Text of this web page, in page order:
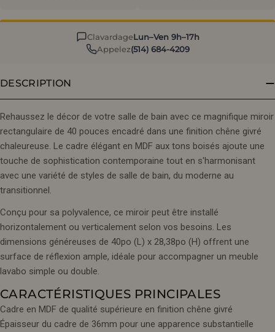
ClavardageLun–Ven 9h–17h
Appelez(514) 684-4209
DESCRIPTION
Rehaussez le décor de votre salle de bain avec ce magnifique miroir
rectangulaire de 40 pouces encadré dans une finition chêne givré
chaleureuse. Le cadre élégant en MDF aux tons boisés ajoute une
touche de sophistication contemporaine tout en s'harmonisant
avec une variété de styles de salle de bain, du moderne au
transitionnel.
Conçu pour sa polyvalence, ce miroir peut être installé
horizontalement ou verticalement selon vos besoins. Les
dimensions généreuses de 40po (L) x 28,38po (H) offrent une
surface de réflexion ample, idéale pour accompagner un meuble
lavabo simple ou double.
CARACTÉRISTIQUES PRINCIPALES
Cadre en MDF de qualité supérieure en finition chêne givré
Épaisseur du cadre de 36mm pour une apparence substantielle